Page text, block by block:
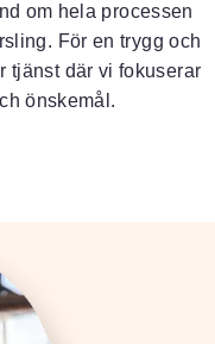
om hela processen
För en trygg och
tjänst där vi fokuserar
önskemål.